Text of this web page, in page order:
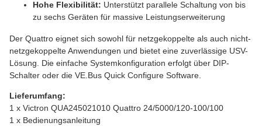
Hohe Flexibilität: Unterstützt parallele Schaltung von bis
zu sechs Geräten für massive Leistungserweiterung
Der Quattro eignet sich sowohl für netzgekoppelte als auch nicht-
netzgekoppelte Anwendungen und bietet eine zuverlässige USV-
Lösung. Die einfache Systemkonfiguration erfolgt über DIP-
Schalter oder die VE.Bus Quick Configure Software.
Lieferumfang:
1 x Victron QUA245021010 Quattro 24/5000/120-100/100
1 x Bedienungsanleitung